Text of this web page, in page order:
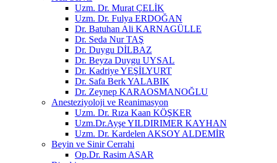
Uzm. Dr. Murat ÇELİK
Uzm. Dr. Fulya ERDOĞAN
Dr. Batuhan Ali KARNAGÜLLE
Dr. Seda Nur TAŞ
Dr. Duygu DİLBAZ
Dr. Beyza Duygu UYSAL
Dr. Kadriye YEŞİLYURT
Dr. Safa Berk YALABIK
Dr. Zeynep KARAOSMANOĞLU
Anesteziyoloji ve Reanimasyon
Uzm. Dr. Rıza Kaan KÖŞKER
Uzm.Dr.Ayşe YILDIRIMER KAYHAN
Uzm. Dr. Kardelen AKSOY ALDEMİR
Beyin ve Sinir Cerrahi
Op.Dr. Rasim ASAR